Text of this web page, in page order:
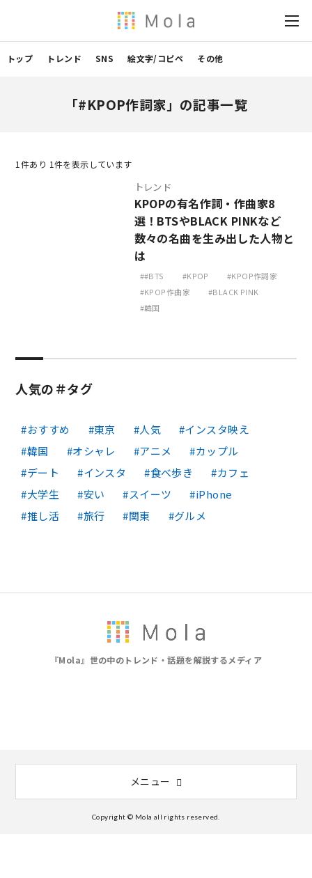
トップ トレンド SNS 絵文字/コピペ その他
「#KPOP作詞家」の記事一覧
1 件あり 1件を表示しています
トレンド
KPOPの有名作詞・作曲家8
選！BTSやBLACK PINKなど
数々の名曲を生み出した人物と
は
#BTS KPOP
KPOP作詞家
KPOP作曲家
BLACK PINK
韓国
人気の＃タグ
おすすめ 東京 人気
インスタ映え
韓国
オシャレ アニメ
カップル
デート
インスタ 食べ歩き
カフェ
大学生
安い スイーツ
iPhone
推し活
旅行 関東 グルメ
『Mola』世の中のトレンド・話題を解説するメディア
メニュー
Copyright © Mola all rights reserved.